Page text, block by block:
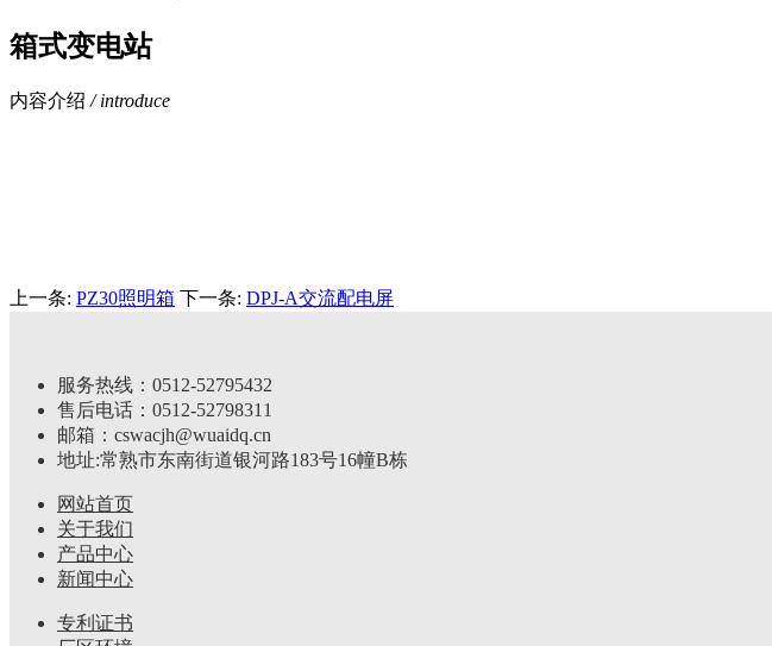
箱式变电站
内容介绍 / introduce
上一条: PZ30照明箱 下一条: DPJ-A交流配电屏
服务热线：0512-52795432
售后电话：0512-52798311
邮箱：cswacjh@wuaidq.cn
地址:常熟市东南街道银河路183号16幢B栋
网站首页
关于我们
产品中心
新闻中心
专利证书